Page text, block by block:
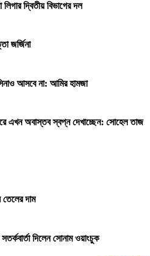
দ্বিতীয় বিভাগের দল
জর্জিনা
আসবে না: আমির হামজা
এখন অবাস্তব স্বপ্ন দেখাচ্ছেন: সোহেল তাজ
দাম
দিলেন সোনাম ওয়াংচুক